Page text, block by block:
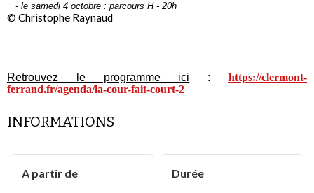
- le samedi 4 octobre : parcours H - 20h
© Christophe Raynaud
Retrouvez le programme ici :
https://clermont-
ferrand.fr/agenda/la-cour-fait-court-2
INFORMATIONS
A partir de Durée